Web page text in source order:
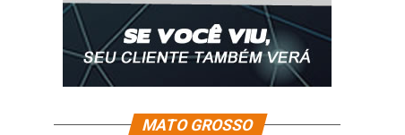
MATO GROSSO